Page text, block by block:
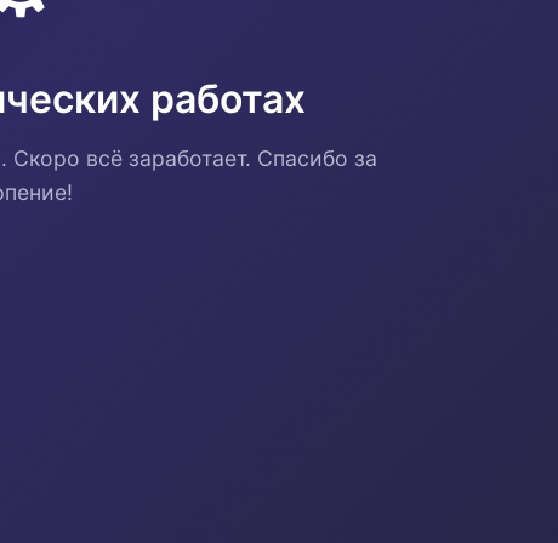
работах
всё заработает. Спасибо за